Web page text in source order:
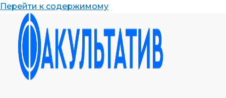
Перейти к содержимому